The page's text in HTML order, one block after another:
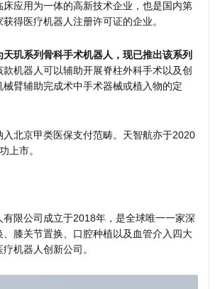
床应用为一体的高新技术企业，也是国内第
得医疗机器人注册许可证的企业。
玑系列骨科手术机器人，现已推出该系列
款机器人可以辅助开展脊柱外科手术以及创
臂辅助完成术中手术器械或植入物的定
入北京甲类医保支付范畴。天智航亦于2020
上市。
限公司成立于2018年，是全球唯一一家深
、膝关节置换、口腔种植以及血管介入四大
机器人创新公司。